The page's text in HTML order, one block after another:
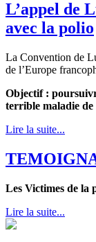
L’appel de
avec la polio
La Convention de
de l’Europe
Objectif :
terrible maladie de
Lire la suite...
Les Victimes de la
Lire la suite...